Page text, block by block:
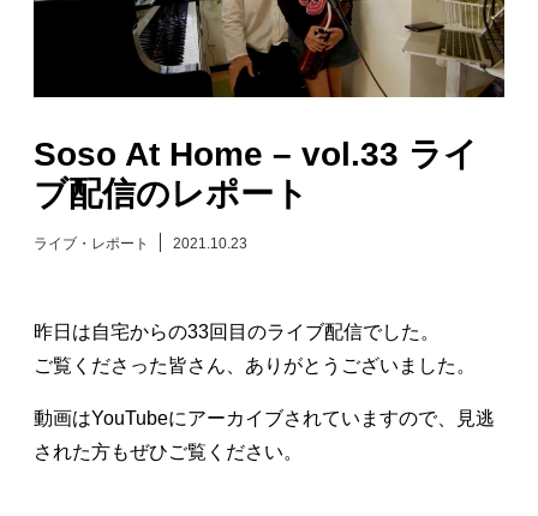
ライブ・スケジュール
ギャラリー
Specials
演奏依頼
Soso At Home – vol.33 ライ
ブ配信のレポート
ライブ・レポート 2021.10.23
昨日は自宅からの33回目のライブ配信でした。
ご覧くださった皆さん、ありがとうございました。
動画はYouTubeにアーカイブされていますので、見逃
された方もぜひご覧ください。